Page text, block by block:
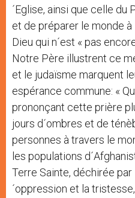
´Eglise, ainsi que celle du
et de préparer le monde à
Dieu qui n´est « pas
Notre Père illustrent ce
et le judaïsme marquent
espérance commune: «
prononçant cette prière
jours d´ombres et de
personnes à travers le
les populations
Terre Sainte, déchirée par
´oppression et la